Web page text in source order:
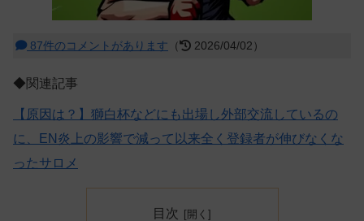
87件のコメントがあります （ 2026/04/02）
◆関連記事
【原因は？】獅白杯などにも出場し外部交流しているの
に、EN炎上の影響で減って以来全く登録者が伸びなくな
ったサロメ
目次